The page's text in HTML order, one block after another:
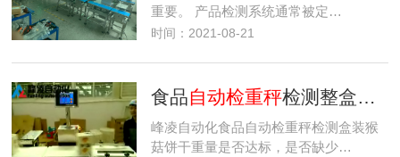
重要。 产品检测系统通常被定…
时间：2021-08-21
食品自动检重秤检测整盒猴菇饼干重量是否达标-是否有缺少数量
峰凌自动化食品自动检重秤检测盒装猴
菇饼干重量是否达标，是否缺少…